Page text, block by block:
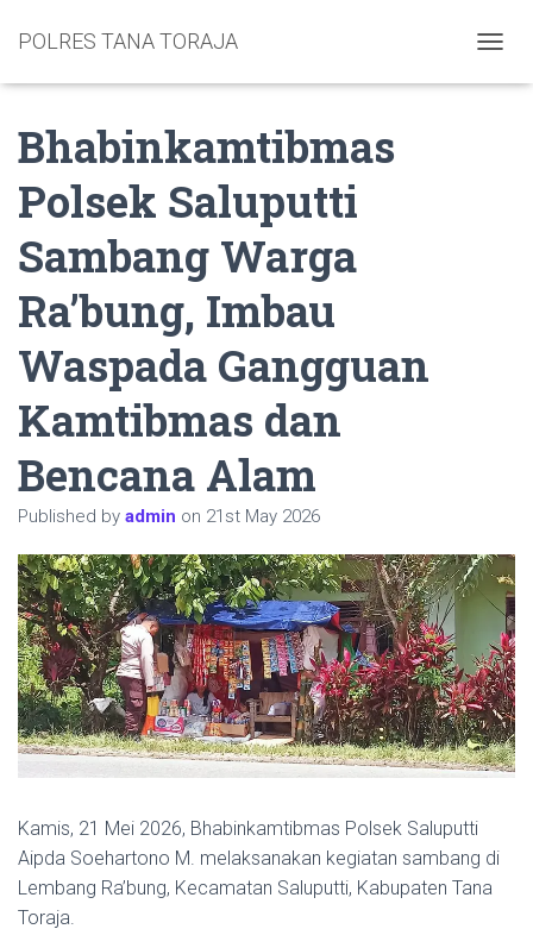
POLRES TANA TORAJA
Bhabinkamtibmas
Polsek Saluputti
Sambang Warga
Ra’bung, Imbau
Waspada Gangguan
Kamtibmas dan
Bencana Alam
Published by admin on 21st May 2026
Kamis, 21 Mei 2026, Bhabinkamtibmas Polsek Saluputti
Aipda Soehartono M. melaksanakan kegiatan sambang di
Lembang Ra’bung, Kecamatan Saluputti, Kabupaten Tana
Toraja.